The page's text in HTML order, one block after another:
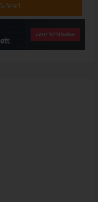
feed